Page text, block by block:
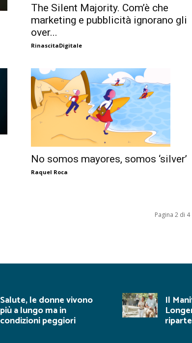
The Silent Majority. Com’è che
marketing e pubblicità ignorano gli
over...
RinascitaDigitale
No somos mayores, somos ‘silver’
Raquel Roca
Pagina 2 di 4
Salute, le donne vivono
più a lungo ma in
condizioni peggiori
Il